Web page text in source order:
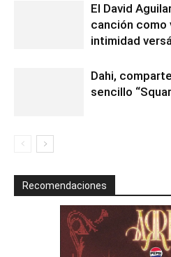
El David
canción como
intimidad
Dahi,
sencillo
Recomendaciones